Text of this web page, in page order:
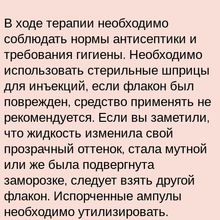
В ходе терапии необходимо
соблюдать нормы антисептики и
требования гигиены. Необходимо
использовать стерильные шприцы
для инъекций, если флакон был
поврежден, средство применять не
рекомендуется. Если вы заметили,
что жидкость изменила свой
прозрачный оттенок, стала мутной
или же была подвергнута
заморозке, следует взять другой
флакон. Испорченные ампулы
необходимо утилизировать.